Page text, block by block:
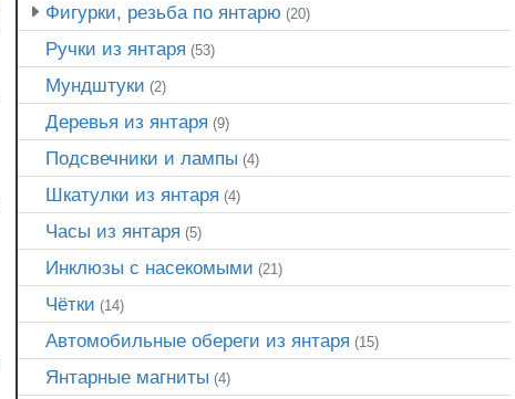
Фигурки, резьба по янтарю (20)
Ручки из янтаря (53)
Мундштуки (2)
Деревья из янтаря (9)
Подсвечники и лампы (4)
Шкатулки из янтаря (4)
Часы из янтаря (5)
Инклюзы с насекомыми (21)
Чётки (14)
Автомобильные обереги из янтаря (15)
Янтарные магниты (4)